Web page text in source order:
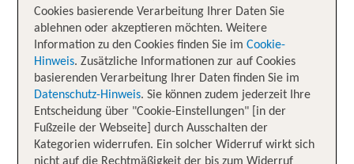
Cookies basierende Verarbeitung Ihrer Daten Sie
ablehnen oder akzeptieren möchten. Weitere
Information zu den Cookies finden Sie im Cookie-
Hinweis. Zusätzliche Informationen zur auf Cookies
basierenden Verarbeitung Ihrer Daten finden Sie im
Datenschutz-Hinweis. Sie können zudem jederzeit Ihre
Entscheidung über "Cookie-Einstellungen" [in der
Fußzeile der Webseite] durch Ausschalten der
Kategorien widerrufen. Ein solcher Widerruf wirkt sich
nicht auf die Rechtmäßigkeit der bis zum Widerruf